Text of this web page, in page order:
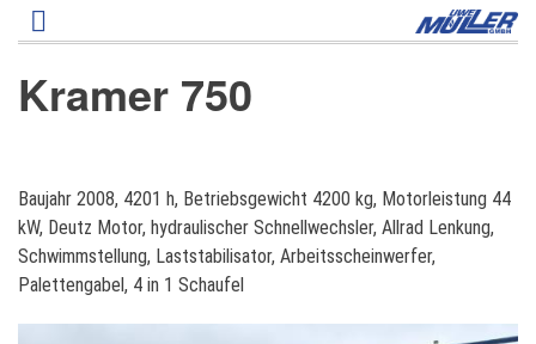
Direkt
zum
Kramer 750
K
r
a
m
e
r
Baujahr 2008, 4201 h, Betriebsgewicht 4200 kg, Motorleistung 44
kW, Deutz Motor, hydraulischer Schnellwechsler, Allrad Lenkung,
Schwimmstellung, Laststabilisator, Arbeitsscheinwerfer,
Palettengabel, 4 in 1 Schaufel